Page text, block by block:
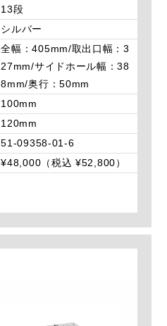
13段
シルバー
全幅：405mm/取出口幅：3
27mm/サイドホール幅：38
8mm/奥行：50mm
100mm
120mm
51-09358-01-6
¥48,000（税込 ¥52,800）